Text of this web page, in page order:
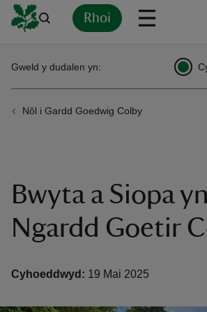
Rhoi
Nôl i Gardd Goedwig Colby
Gweld y dudalen yn:
Bwyta a Siopa
Ngardd Goetir
Cyhoeddwyd: 19 Mai 2025